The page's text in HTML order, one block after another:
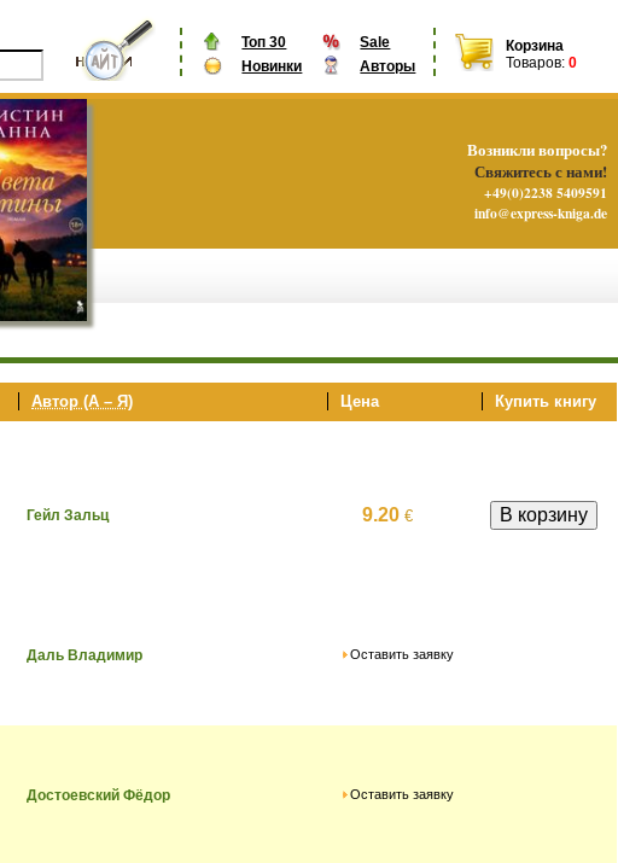
Топ 30
Sale
Новинки
Авторы
Корзина
Товаров: 0
Автор (А – Я) Цена Купить книгу
Гейл Зальц 9.20 €
Даль Владимир Оставить заявку
Достоевский Фёдор Оставить заявку
Возникли вопросы?
Свяжитесь с нами!
+49(0)2238 5409591
info@express-kniga.de